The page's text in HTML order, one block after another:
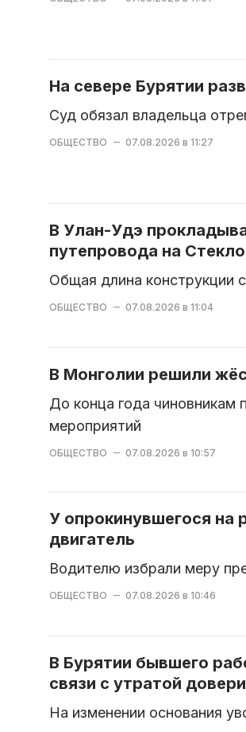
На севере Бурятии
Суд обязал владельца
ОБЩЕСТВО 07.08.2026 в 11:27
В Улан-Удэ
путепровода на
Общая длина конструкции
ОБЩЕСТВО 07.08.2026 в 11:04
В Монголии решили
До конца года чиновникам
мероприятий
ОБЩЕСТВО 07.08.2026 в 10:57
У опрокинувшегося на
двигатель
Водителю избрали меру
ОБЩЕСТВО 07.08.2026 в 10:46
В Бурятии бывшего
связи с утратой
На изменении основания